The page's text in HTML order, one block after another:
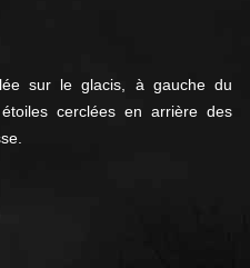
sur le glacis, à gauche du
cerclées en arrière des